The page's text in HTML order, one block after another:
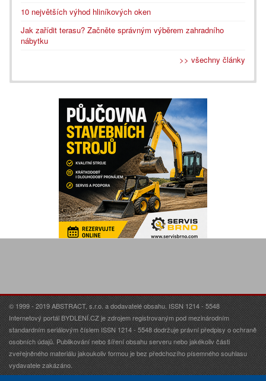
10 největších výhod hliníkových oken
Jak zařídit terasu? Začněte správným výběrem zahradního
nábytku
>> všechny články
© 1999 - 2019 ABSTRACT, s.r.o. a dodavatelé obsahu. ISSN 1214 - 5548
Internetový portál BYDLENÍ.CZ je zdrojem registrovaným pod mezinárodním
standardním seriálovým číslem ISSN 1214 - 5548 dodržuje právní předpisy o ochraně
osobních údajů. Publikování nebo šíření obsahu serveru nebo jakékoliv části
zveřejněného materiálu jakoukoliv formou je bez předchozího písemného souhlasu
vydavatele zakázáno.